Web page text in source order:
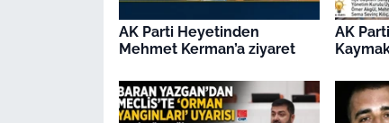
AK Parti Heyetinden
Mehmet Kerman’a ziyaret
AK